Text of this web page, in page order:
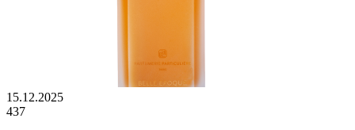
15.12.2025
437